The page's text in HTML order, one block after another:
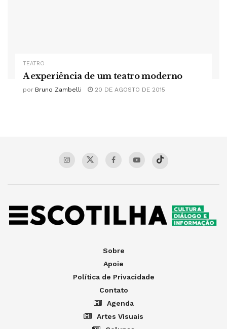
TEATRO
A experiência de um teatro moderno
por Bruno Zambelli 20 DE AGOSTO DE 2015
Sobre
Apoie
Política de Privacidade
Contato
Agenda
Artes Visuais